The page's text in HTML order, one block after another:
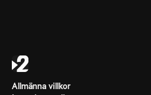
Allmänna villkor